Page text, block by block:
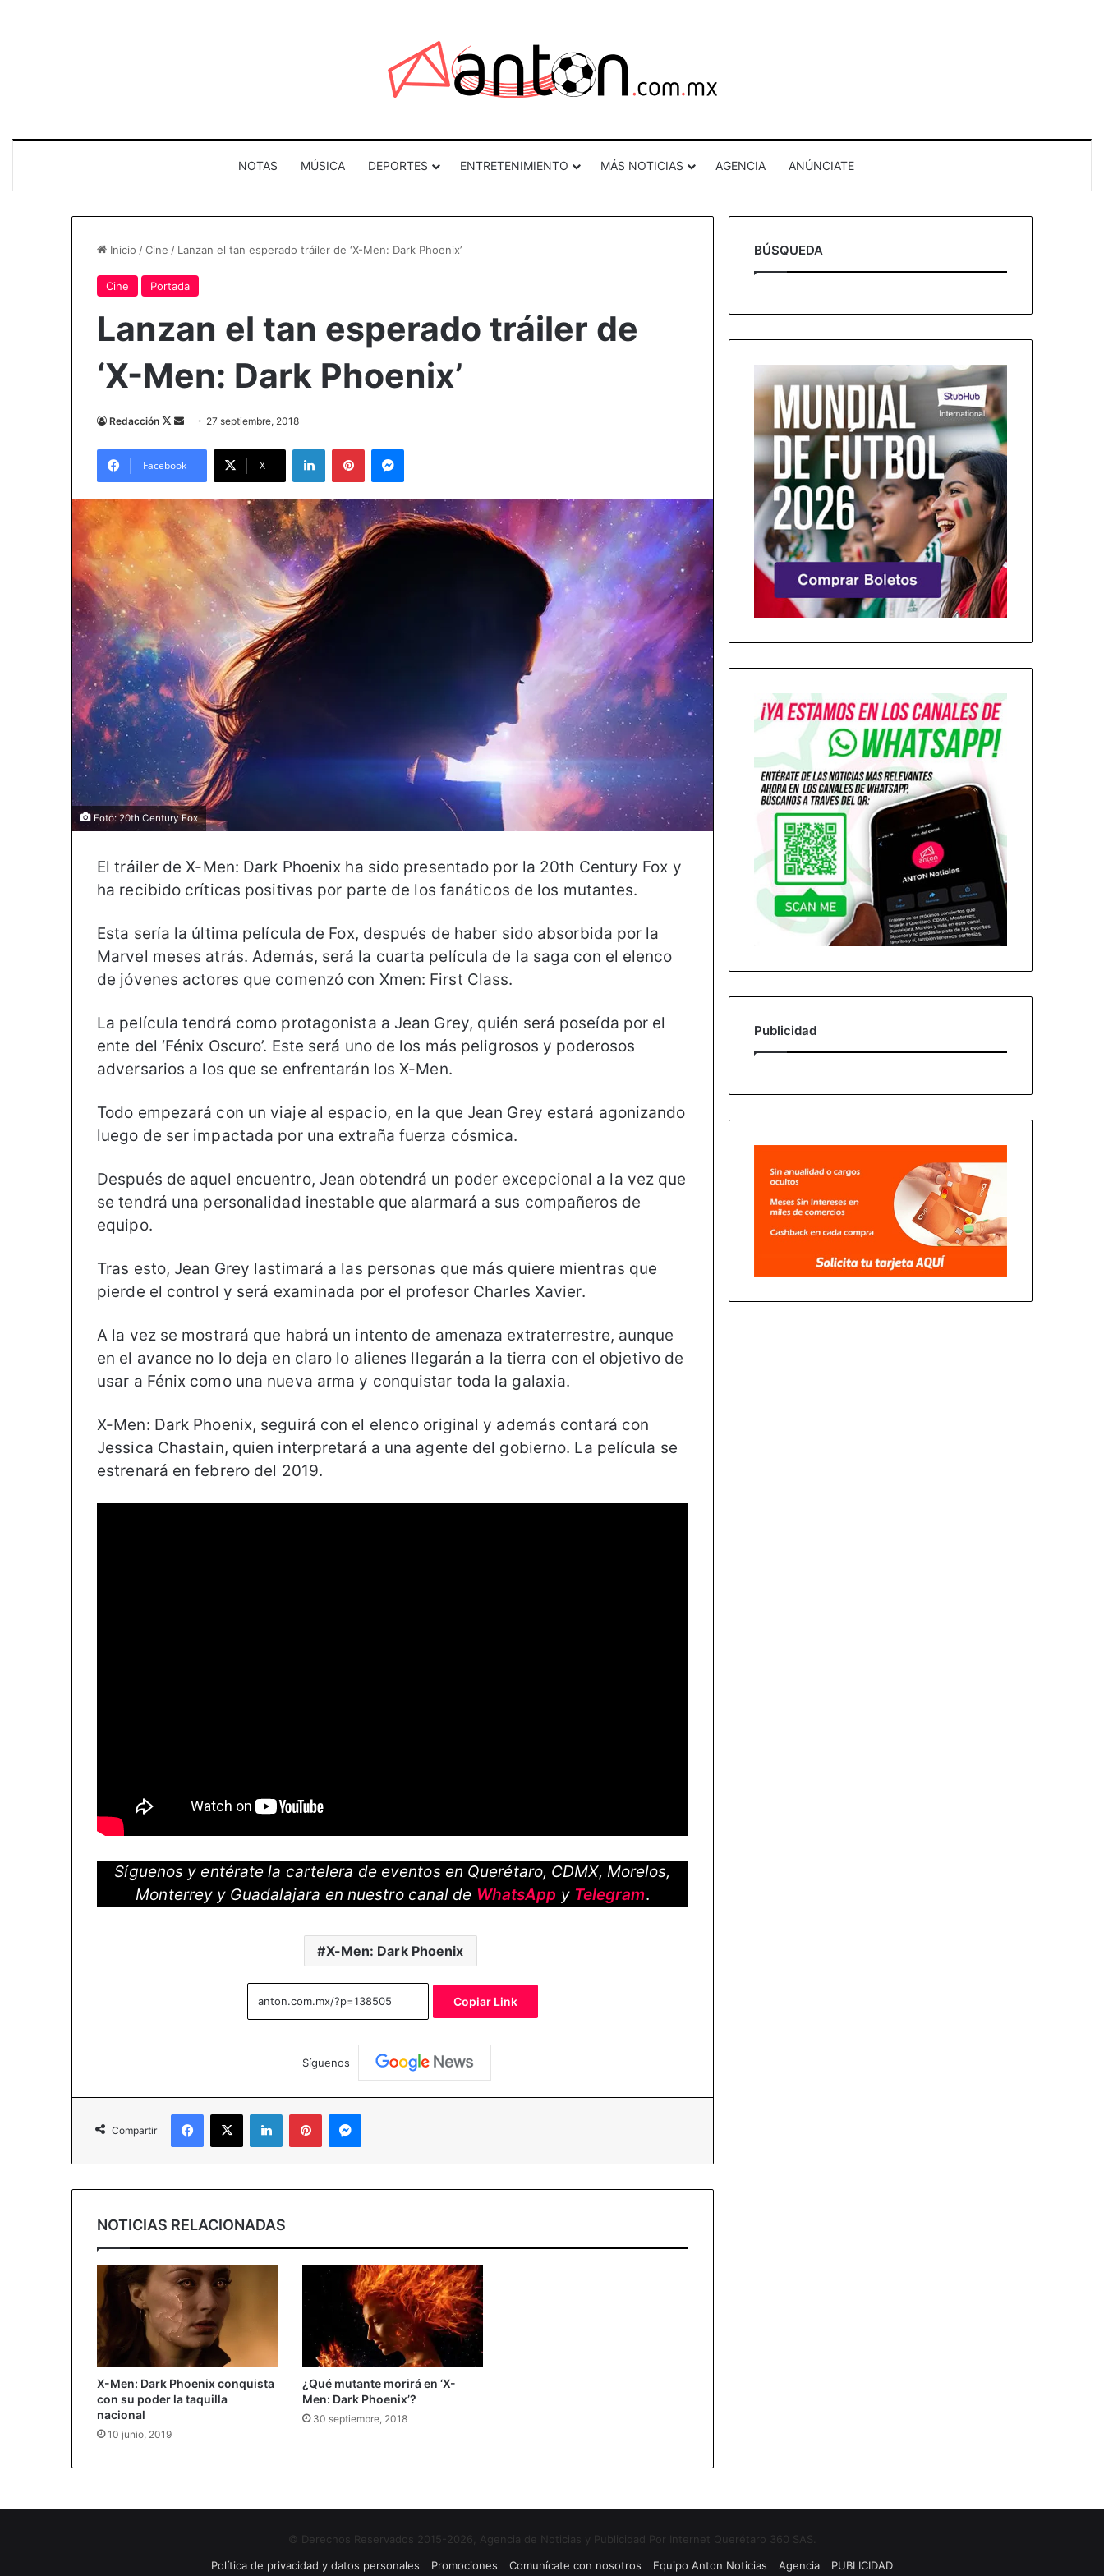
NOTAS MÚSICA DEPORTES ENTRETENIMIENTO MÁS NOTICIAS AGENCIA ANÚNCIATE
Inicio /Cine / Lanzan el tan esperado tráiler de ‘X-Men: Dark Phoenix’
Cine Portada
Lanzan el tan esperado tráiler de
‘X-Men: Dark Phoenix’
Redacción
Follow
Send 27 septiembre, 2018
Facebook X
LinkedInPinterestMessenger
Foto: 20th Century Fox
El tráiler de X-Men: Dark Phoenix ha sido presentado por la 20th Century Fox y
ha recibido críticas positivas por parte de los fanáticos de los mutantes.
Esta sería la última película de Fox, después de haber sido absorbida por la
Marvel meses atrás. Además, será la cuarta película de la saga con el elenco
de jóvenes actores que comenzó con Xmen: First Class.
La película tendrá como protagonista a Jean Grey, quién será poseída por el
ente del ‘Fénix Oscuro’. Este será uno de los más peligrosos y poderosos
adversarios a los que se enfrentarán los X-Men.
Todo empezará con un viaje al espacio, en la que Jean Grey estará agonizando
luego de ser impactada por una extraña fuerza cósmica.
Después de aquel encuentro, Jean obtendrá un poder excepcional a la vez que
se tendrá una personalidad inestable que alarmará a sus compañeros de
equipo.
Tras esto, Jean Grey lastimará a las personas que más quiere mientras que
pierde el control y será examinada por el profesor Charles Xavier.
A la vez se mostrará que habrá un intento de amenaza extraterrestre, aunque
en el avance no lo deja en claro lo alienes llegarán a la tierra con el objetivo de
usar a Fénix como una nueva arma y conquistar toda la galaxia.
X-Men: Dark Phoenix, seguirá con el elenco original y además contará con
Jessica Chastain, quien interpretará a una agente del gobierno. La película se
estrenará en febrero del 2019.
Síguenos y entérate la cartelera de eventos en Querétaro, CDMX, Morelos,
Monterrey y Guadalajara en nuestro canal de WhatsApp y Telegram.
X-Men: Dark Phoenix
Copiar Link
Síguenos
Compartir
Facebook
X LinkedInPinterestMessenger
NOTICIAS RELACIONADAS
X-Men: Dark Phoenix conquista
con su poder la taquilla
nacional
10 junio, 2019
¿Qué mutante morirá en ‘X-
Men: Dark Phoenix’?
30 septiembre, 2018
BÚSQUEDA
Publicidad
© Derechos Reservados 2015-2026, Agencia de Noticias y Publicidad Por Internet Querétaro 360 SAS.
Política de privacidad y datos personales
Promociones Comunícate con nosotros Equipo Anton Noticias Agencia PUBLICIDAD